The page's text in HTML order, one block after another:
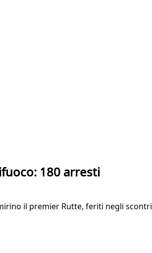
180 arresti
il premier Rutte, feriti negli scontri